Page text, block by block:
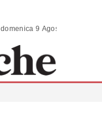
ANALISI | COMMENTI | SCENARI - domenica 9 Agosto 2026